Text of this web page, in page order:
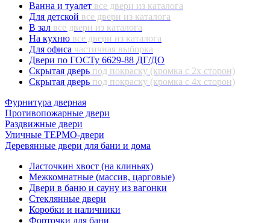
Ванна и туалет все двери из каталога
Для детской все двери из каталога
В зал все двери из каталога
На кухню все двери из каталога
Для офиса частичная выборка
Двери по ГОСТу 6629-88 ДГ/ДО
Скрытая дверь под покраску (кромка с 2х сторон)
Скрытая дверь под покраску (кромка с 4х сторон)
Фурнитура дверная
Противопожарные двери
Раздвижные двери
Уличные ТЕРМО-двери
Деревянные двери для бани и дома
Ласточкин хвост (на клиньях)
Межкомнатные (массив, царговые)
Двери в баню и сауну из вагонки
Стеклянные двери
Коробки и наличники
Форточки для бани